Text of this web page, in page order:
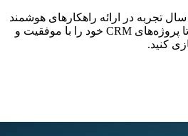
با بیش از ۱۵ سال تجربه در ارائه راهکارهای هوشمند
CRM، به شما کمک می‌کند تا پروژه‌های CRM خود را با موفقیت و
کنید.